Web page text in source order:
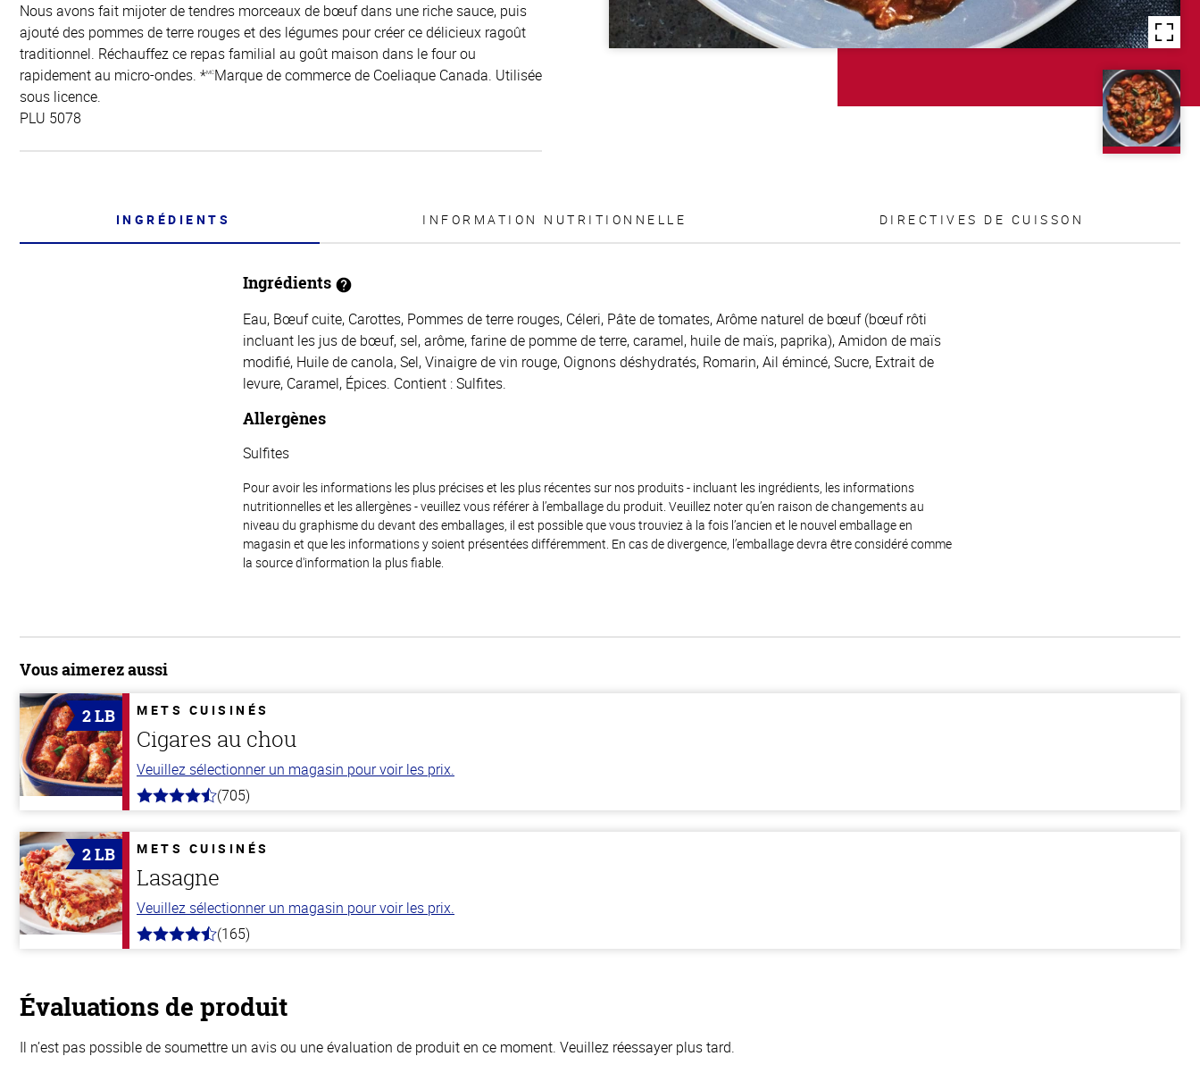
Nous avons fait mijoter de tendres morceaux de bœuf dans une riche sauce, puis
ajouté des pommes de terre rouges et des légumes pour créer ce délicieux ragoût
traditionnel. Réchauffez ce repas familial au goût maison dans le four ou
rapidement au micro-ondes. *MCMarque de commerce de Coeliaque Canada. Utilisée
sous licence.
PLU 5078
INGRÉDIENTS INFORMATION NUTRITIONNELLE DIRECTIVES DE CUISSON
Ingrédients
Eau, Bœuf cuite, Carottes, Pommes de terre rouges, Céleri, Pâte de tomates, Arôme naturel de bœuf (bœuf rôti
incluant les jus de bœuf, sel, arôme, farine de pomme de terre, caramel, huile de maïs, paprika), Amidon de maïs
modifié, Huile de canola, Sel, Vinaigre de vin rouge, Oignons déshydratés, Romarin, Ail émincé, Sucre, Extrait de
levure, Caramel, Épices. Contient : Sulfites.
Allergènes
Sulfites
Pour avoir les informations les plus précises et les plus récentes sur nos produits - incluant les ingrédients, les informations
nutritionnelles et les allergènes - veuillez vous référer à l’emballage du produit. Veuillez noter qu’en raison de changements au
niveau du graphisme du devant des emballages, il est possible que vous trouviez à la fois l’ancien et le nouvel emballage en
magasin et que les informations y soient présentées différemment. En cas de divergence, l’emballage devra être considéré comme
la source d'information la plus fiable.
Vous aimerez aussi
2 LB METS CUISINÉS
Cigares au chou
Veuillez sélectionner un magasin pour voir les prix.
4.6
5
stars
(705)
2 LB METS CUISINÉS
Lasagne
Veuillez sélectionner un magasin pour voir les prix.
4.1
(165)
Évaluations de produit
Il n’est pas possible de soumettre un avis ou une évaluation de produit en ce moment. Veuillez réessayer plus tard.